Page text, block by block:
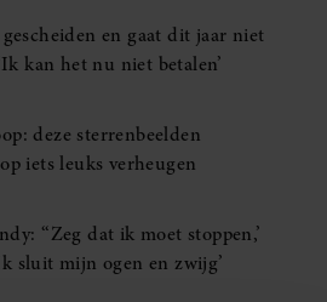
en gaat dit jaar niet
kan het nu niet betalen’
deze sterrenbeelden
iets leuks verheugen
‘‘Zeg dat ik moet stoppen,’
sluit mijn ogen en zwijg’